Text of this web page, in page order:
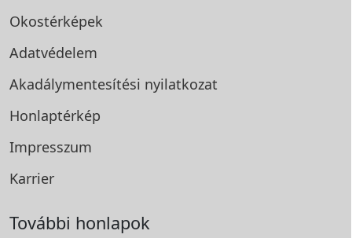
Okostérképek
Adatvédelem
Akadálymentesítési nyilatkozat
Honlaptérkép
Impresszum
Karrier
További honlapok